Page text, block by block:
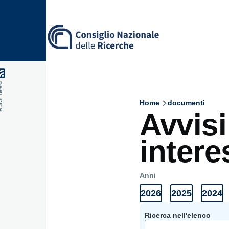
Home documenti
Anni
Anni
Documenti
Elenco
2026
2026
Elenco
2025
2025
Elenco
2024
2024
Ricerca nell'elenco